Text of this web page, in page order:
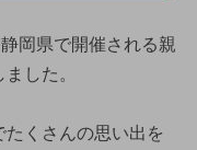
岡県で開催される親
した。
くさんの思い出を